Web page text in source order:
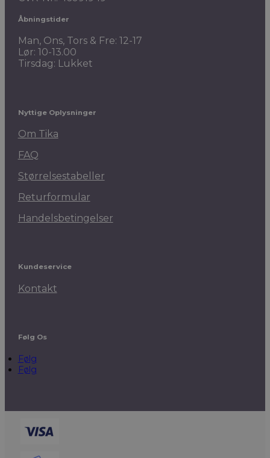
Åbningstider
Man, Ons, Tors & Fre: 12-17
Lør: 10-13.00
Tirsdag: Lukket
Nyttige Oplysninger
Om Tika
FAQ
Størrelsestabeller
Returformular
Handelsbetingelser
Kundeservice
Kontakt
Følg Os
Følg
Følg